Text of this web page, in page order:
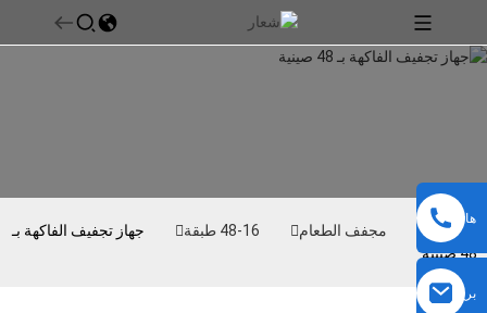
هاتف
بريد
بيت مجفف الطعام 16-48 طبقة
جهاز تجفيف الفاكهة بـ
48 صينية